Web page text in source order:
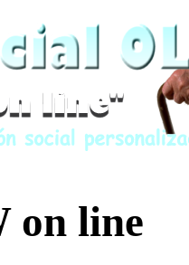
on line